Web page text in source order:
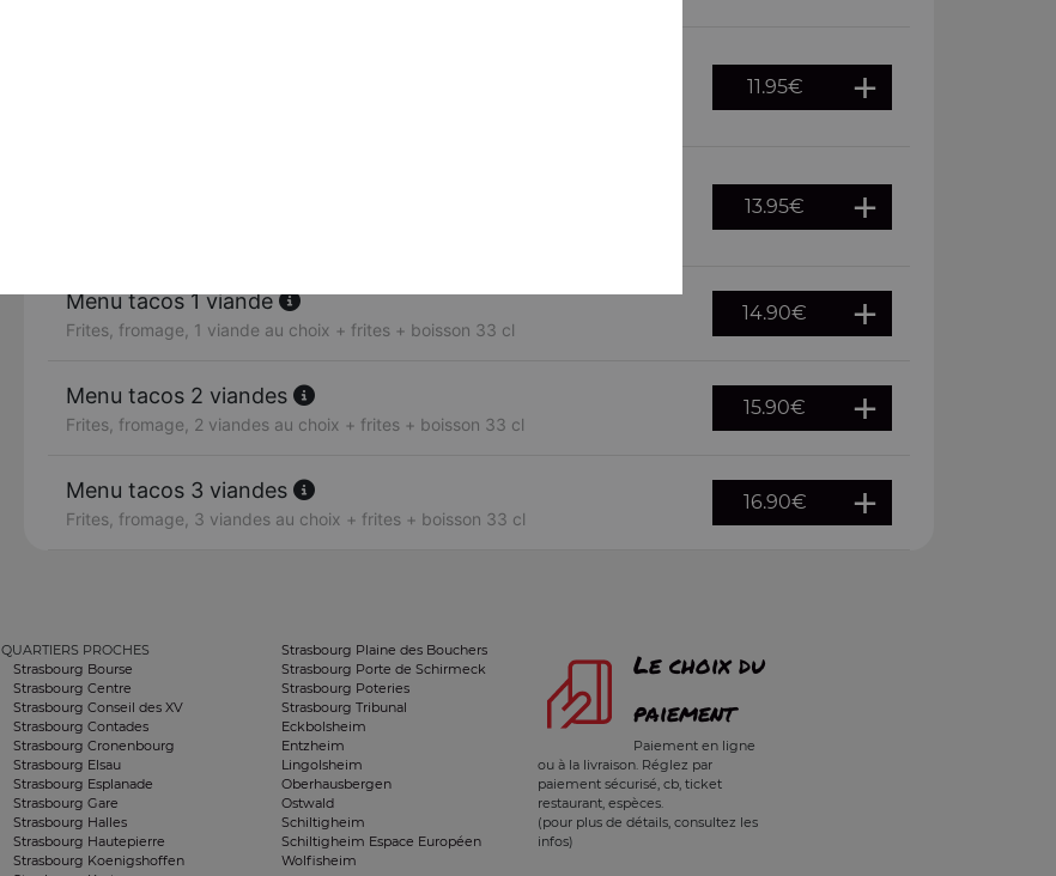
11.95€
13.95€
Menu tacos 1 viande
Frites, fromage, 1 viande au choix + frites + boisson 33 cl
14.90€
Menu tacos 2 viandes
Frites, fromage, 2 viandes au choix + frites + boisson 33 cl
15.90€
Menu tacos 3 viandes
Frites, fromage, 3 viandes au choix + frites + boisson 33 cl
16.90€
QUARTIERS PROCHES
Strasbourg Bourse
Strasbourg Centre
Strasbourg Conseil des XV
Strasbourg Contades
Strasbourg Cronenbourg
Strasbourg Elsau
Strasbourg Esplanade
Strasbourg Gare
Strasbourg Halles
Strasbourg Hautepierre
Strasbourg Koenigshoffen
Strasbourg Plaine des Bouchers
Strasbourg Porte de Schirmeck
Strasbourg Poteries
Strasbourg Tribunal
Eckbolsheim
Entzheim
Lingolsheim
Oberhausbergen
Ostwald
Schiltigheim
Schiltigheim Espace Européen
Wolfisheim
Le choix du
paiement
Paiement en ligne
ou à la livraison. Réglez par
paiement sécurisé, cb, ticket
restaurant, espèces.
(pour plus de détails, consultez les
infos)